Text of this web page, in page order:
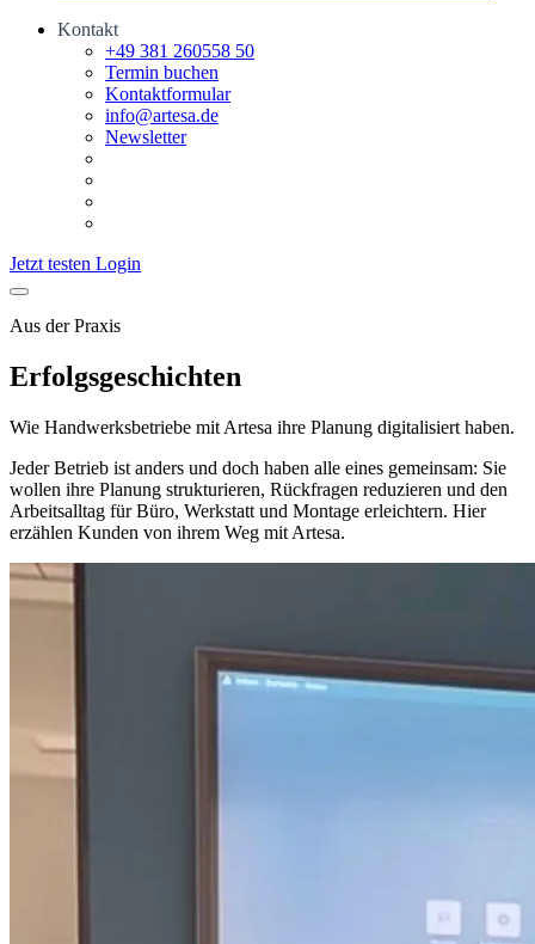
Kontakt
+49 381 260558 50
Termin buchen
Kontaktformular
info@artesa.de
Newsletter
Jetzt testen Login
Aus der Praxis
Erfolgsgeschichten
Wie Handwerksbetriebe mit Artesa ihre Planung digitalisiert haben.
Jeder Betrieb ist anders und doch haben alle eines gemeinsam: Sie
wollen ihre Planung strukturieren, Rückfragen reduzieren und den
Arbeitsalltag für Büro, Werkstatt und Montage erleichtern. Hier
erzählen Kunden von ihrem Weg mit Artesa.